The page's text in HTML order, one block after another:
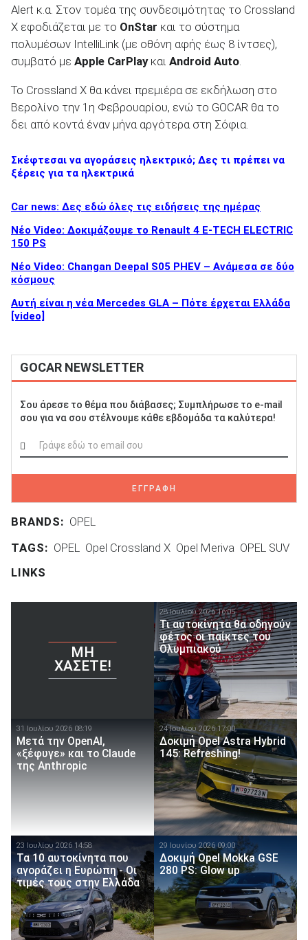
Alert κ.α. Στον τομέα της συνδεσιμότητας το Crossland
X εφοδιάζεται με το OnStar και το σύστημα
πολυμέσων IntelliLink (με οθόνη αφής έως 8 ίντσες),
συμβατό με Apple CarPlayκαι Android Auto
Το Crossland X θα κάνει πρεμιέρα σε εκδήλωση στο
Βερολίνο την 1η Φεβρουαρίου, ενώ το GOCAR θα το
δει από κοντά έναν μήνα αργότερα στη Σόφια.
Σκέφτεσαι να αγοράσεις ηλεκτρικό; Δες τι πρέπει να
ξέρεις για τα ηλεκτρικά
Car news: Δες εδώ όλες τις ειδήσεις της ημέρας
Νέο Video: Δοκιμάζουμε το Renault 4 E-TECH ELECTRIC
150 PS
Νέο Video: Changan Deepal S05 PHEV – Ανάμεσα σε δύο
κόσμους
Αυτή είναι η νέα Mercedes GLA – Πότε έρχεται Ελλάδα
[video]
GOCAR NEWSLETTER
Σου άρεσε το θέμα που διάβασες; Συμπλήρωσε το e-mail
σου για να σου στέλνουμε κάθε εβδομάδα τα καλύτερα!
ΕΓΓΡΑΦΗ
BRANDS: OPEL
TAGS: OPEL Opel Crossland X Opel Meriva OPEL SUV
LINKS
ΜΗ
ΧΆΣΕΤΕ!
28 Ιουλίου 2026 16:05
Τι αυτοκίνητα θα οδηγούν
φέτος οι παίκτες του
Ολυμπιακού
31 Ιουλίου 2026 08:19
Μετά την OpenAI,
«ξέφυγε» και το Claude
της Anthropic
24 Ιουλίου 2026 17:00
Δοκιμή Opel Astra Hybrid
145: Refreshing!
23 Ιουλίου 2026 14:58
Τα 10 αυτοκίνητα που
αγοράζει η Ευρώπη - Οι
τιμές τους στην Ελλάδα
29 Ιουνίου 2026 09:00
Δοκιμή Opel Mokka GSE
280 PS: Glow up